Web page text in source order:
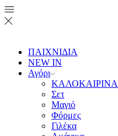
ΠΑΙΧΝΙΔΙΑ
NEW IN
Αγόρι
ΚΑΛΟΚΑΙΡΙΝΑ
Σετ
Μαγιό
Φόρμες
Γιλέκα